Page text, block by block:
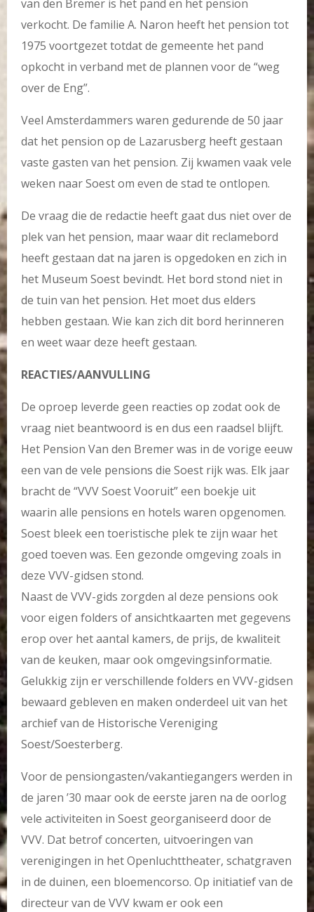
van den Bremer is het pand en het pension
verkocht. De familie A. Naron heeft het pension tot
1975 voortgezet totdat de gemeente het pand
opkocht in verband met de plannen voor de “weg
over de Eng”.
Veel Amsterdammers waren gedurende de 50 jaar
dat het pension op de Lazarusberg heeft gestaan
vaste gasten van het pension. Zij kwamen vaak vele
weken naar Soest om even de stad te ontlopen.
De vraag die de redactie heeft gaat dus niet over de
plek van het pension, maar waar dit reclamebord
heeft gestaan dat na jaren is opgedoken en zich in
het Museum Soest bevindt. Het bord stond niet in
de tuin van het pension. Het moet dus elders
hebben gestaan. Wie kan zich dit bord herinneren
en weet waar deze heeft gestaan.
REACTIES/AANVULLING
De oproep leverde geen reacties op zodat ook de
vraag niet beantwoord is en dus een raadsel blijft.
Het Pension Van den Bremer was in de vorige eeuw
een van de vele pensions die Soest rijk was. Elk jaar
bracht de “VVV Soest Vooruit” een boekje uit
waarin alle pensions en hotels waren opgenomen.
Soest bleek een toeristische plek te zijn waar het
goed toeven was. Een gezonde omgeving zoals in
deze VVV-gidsen stond.
Naast de VVV-gids zorgden al deze pensions ook
voor eigen folders of ansichtkaarten met gegevens
erop over het aantal kamers, de prijs, de kwaliteit
van de keuken, maar ook omgevingsinformatie.
Gelukkig zijn er verschillende folders en VVV-gidsen
bewaard gebleven en maken onderdeel uit van het
archief van de Historische Vereniging
Soest/Soesterberg.
Voor de pensiongasten/vakantiegangers werden in
de jaren ’30 maar ook de eerste jaren na de oorlog
vele activiteiten in Soest georganiseerd door de
VVV. Dat betrof concerten, uitvoeringen van
verenigingen in het Openluchttheater, schatgraven
in de duinen, een bloemencorso. Op initiatief van de
directeur van de VVV kwam er ook een